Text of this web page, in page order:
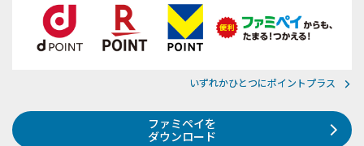
いずれかひとつにポイントプラス
ファミペイを
ダウンロード